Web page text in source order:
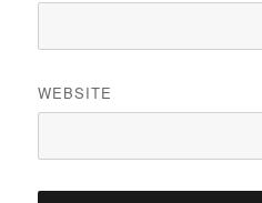
WEBSITE